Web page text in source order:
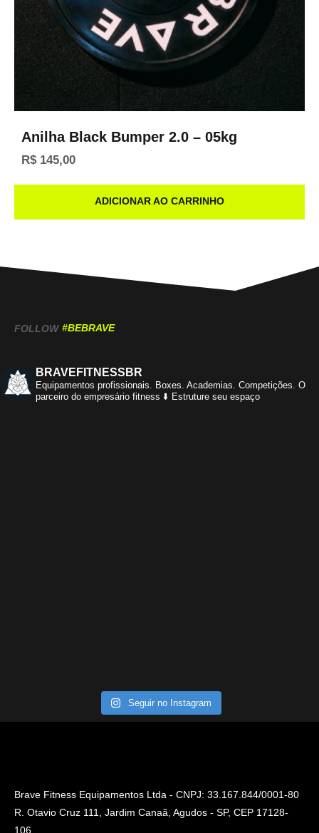
Anilha Black Bumper 2.0 – 05kg
R$145,00
ADICIONAR AO CARRINHO
FOLLOW #BEBRAVE
BRAVEFITNESSBR
Equipamentos profissionais. Boxes. Academias. Competições. O
parceiro do empresário fitness ⬇️ Estruture seu espaço
Seguir no Instagram
Brave Fitness Equipamentos Ltda - CNPJ: 33.167.844/0001-80
R. Otavio Cruz 111, Jardim Canaã, Agudos - SP, CEP 17128-
106